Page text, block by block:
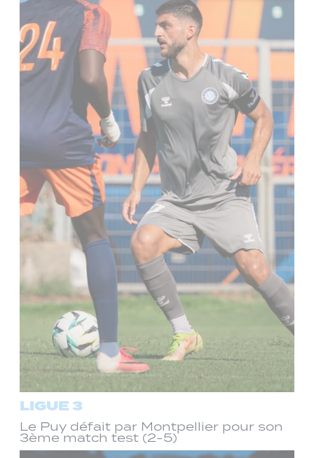
LIGUE 3
Le Puy défait par Montpellier pour son
3ème match test (2-5)